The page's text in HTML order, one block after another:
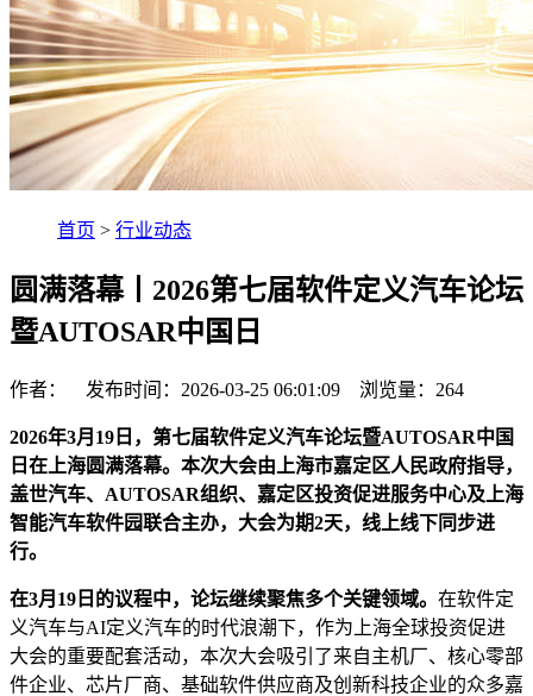
首页 > 行业动态
圆满落幕丨2026第七届软件定义汽车论坛
暨AUTOSAR中国日
作者： 发布时间：2026-03-25 06:01:09 浏览量： 264
2026年3月19 日，第七届软件定义汽车论坛暨AUTOSAR中国
日在上海圆满落幕。本次大会由上海市嘉定区人民政府指导，
盖世汽车、AUTOSAR组织、嘉定区投资促进服务中心及上海
智能汽车软件园联合主办，大会为期2天，线上线下同步进
行。
在3月19日的议程中，论坛继续聚焦多个关键领域。 在软件定
义汽车与AI定义汽车的时代浪潮下，作为上海全球投资促进
大会的重要配套活动，本次大会吸引了来自主机厂、核心零部
件企业、芯片厂商、基础软件供应商及创新科技企业的众多嘉